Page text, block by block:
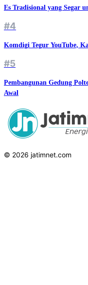
Es Tradisional yang Segar
#4
Komdigi Tegur YouTube,
#5
Pembangunan Gedung
Awal
© 2026 jatimnet.com